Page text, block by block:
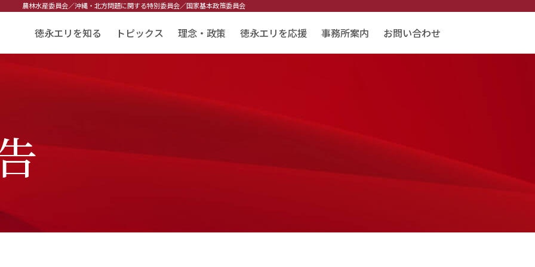
農林水産委員会／沖縄・北方問題に関する特別委員会／国家基本政策委員会
徳永エリを知る トピックス 理念・政策 徳永エリを応援 事務所案内 お問い合わせ